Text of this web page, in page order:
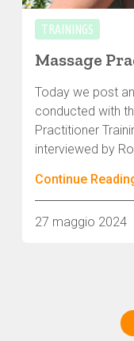
TRAININGS
Today we post
conducted with
Practitioner
interviewed by
Continue
27 maggio 2024